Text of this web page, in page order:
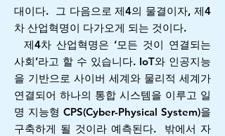
대이다. 그 다음으로 제4의 물결이자, 제4
차 산업혁명이 다가오게 되는 것이다.
제4차 산업혁명은 ‘모든 것이 연결되는
사회’라고 할 수 있습니다. IoT와 인공지능
을 기반으로 사이버 세계와 물리적 세계가
연결되어 하나의 통합 시스템을 이루고 일
명 지능형 CPS(Cyber-Physical System)을
구축하게 될 것이라 예측된다. 밖에서 자